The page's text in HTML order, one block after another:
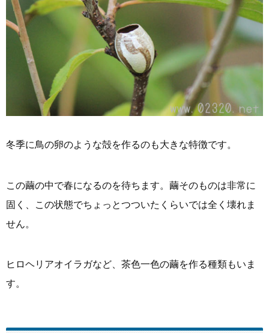
冬季に鳥の卵のような殻を作るのも大きな特徴です。
この繭の中で春になるのを待ちます。繭そのものは非常に
固く、この状態でちょっとつついたくらいでは全く壊れま
せん。
ヒロヘリアオイラガなど、茶色一色の繭を作る種類もいま
す。